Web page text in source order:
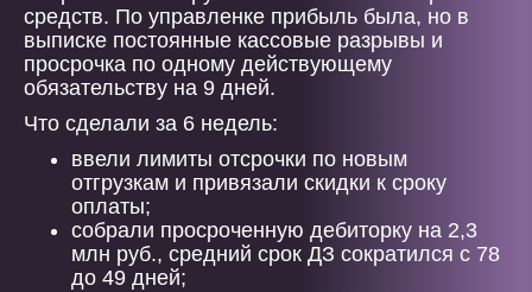
средств. По управленке прибыль была, но в
выписке постоянные кассовые разрывы и
просрочка по одному действующему
обязательству на 9 дней.
Что сделали за 6 недель:
ввели лимиты отсрочки по новым
отгрузкам и привязали скидки к сроку
оплаты;
собрали просроченную дебиторку на 2,3
млн руб., средний срок ДЗ сократился с 78
до 49 дней;